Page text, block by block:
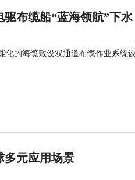
驱布缆船“蓝海领航”下水
化的海缆敷设双通道布缆作业系统
多元应用场景